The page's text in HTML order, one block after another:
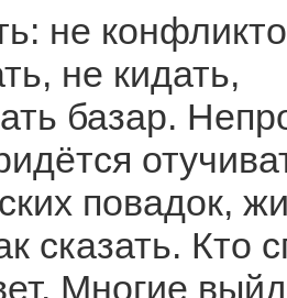
не
не кидать,
базар.
повадок,
сказать. Кто
Многие